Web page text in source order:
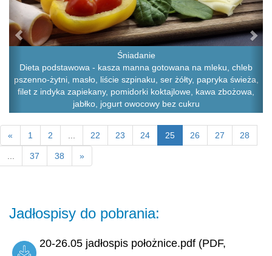
Śniadanie
Dieta podstawowa - kasza manna gotowana na mleku, chleb
pszenno-żytni, masło, liście szpinaku, ser żółty, papryka świeża,
filet z indyka zapiekany, pomidorki koktajlowe, kawa zbożowa,
jabłko, jogurt owocowy bez cukru
« 1 2 ... 22 23 24 25 26 27 28
... 37 38 »
Jadłospisy do pobrania:
20-26.05 jadłospis położnice.pdf (PDF,